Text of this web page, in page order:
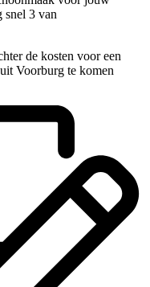
snel 3 van
de kosten voor een
Voorburg te komen